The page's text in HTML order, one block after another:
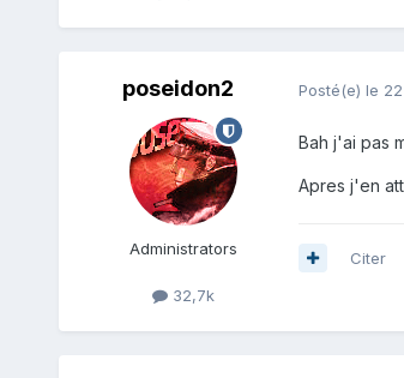
poseidon2
Administrators
32,7k
Posté(e) le
Bah j'ai pas
Apres j'en
Citer